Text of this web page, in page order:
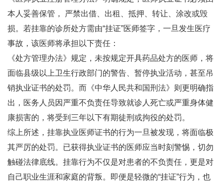
本人妥善保管， 严禁出借、出租、抵押、转让、涂改或毁
损。若挂靠的诊所处方需由“挂证”医师签字，一旦发生医疗
事故，该医师将承担以下责任：
《处方管理办法》规定，未按规定开具药品处方的医师，将
面临县级以上卫生行政部门的警告、暂停执业活动，甚至吊
销执业证书的处罚。而《中华人民共和国刑法》则更明确指
出，医务人员因严重不负责任导致就诊人死亡或严重身体健
康损害的，将受到三年以下有期徒刑或拘役的处罚。
综上所述，挂靠执业医师证书的行为一旦被发现，将面临极
其严厉的处罚。已获得执业证书的医师应当时刻警惕，切勿
触碰法律底线。挂靠行为不仅是对患者的不负责任，更是对
自己职业生涯和家庭的背叛。即便是轻微的“挂证”行为，也